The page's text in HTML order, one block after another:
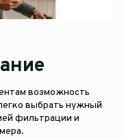
возможность
выбрать нужный
фильтрации и
.